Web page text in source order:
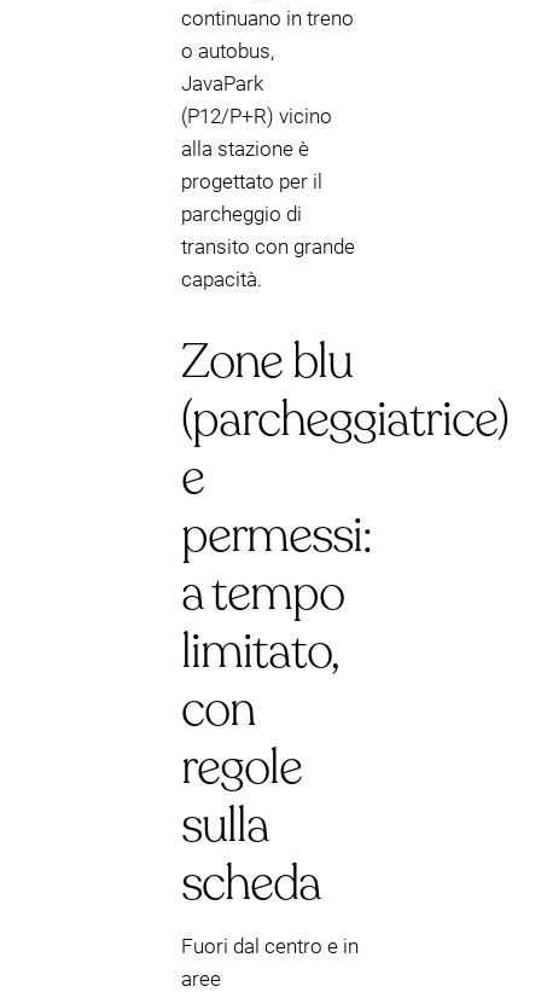
continuano in treno
o autobus,
JavaPark
(P12/P+R) vicino
alla stazione è
progettato per il
parcheggio di
transito con grande
capacità.
Zone blu
(parcheggiatrice)
e
permessi:
a tempo
limitato,
con
regole
sulla
scheda
Fuori dal centro e in
aree